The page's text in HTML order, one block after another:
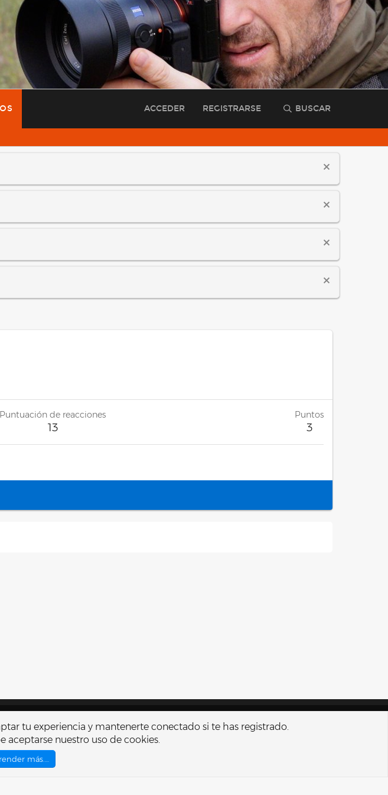
ACCEDER REGISTRARSE BUSCAR
Puntuación de reacciones
13
Puntos
3
Contactarnos Términos y reglas Política de privacidad Ayuda
®
© 2010-2026 XenForo Ltd.
. © 2010-2019
tu experiencia y mantenerte conectado si te has registrado.
aceptarse nuestro uso de cookies.
más.…